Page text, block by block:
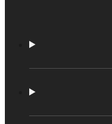
Mac製品